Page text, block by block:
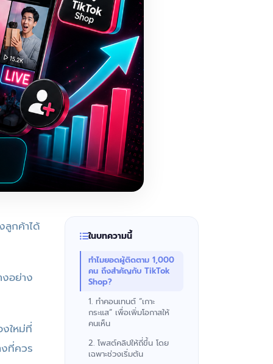
ลูกค้าได้
งอย่าง
ใหม่ที่
ที่ควร
ในบทความนี้
ทำไมยอดผู้ติดตาม 1,000
คน ถึงสำคัญกับ TikTok
Shop?
1. ทำคอนเทนต์ “เกาะ
กระแส” เพื่อเพิ่มโอกาสให้
คนเห็น
2. โพสต์คลิปให้ถี่ขึ้น โดย
เฉพาะช่วงเริ่มต้น